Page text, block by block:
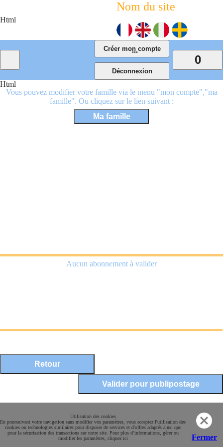
Html
Nom du site
Html
0
...
Vous pouvez modifier votre famille via le menu "mon compte","ma
famille". Ou cliquez sur le lien suivant :
Aucun abonnement à valider
Utilisation des cookies
En poursuivant votre navigation sans modifier vos paramètres, vous acceptez l'utilisation des
cookies ou technologies similaires pour disposer de services et d'offres adaptés ainsi que
pour la sécurisation des transactions sur notre site. Pour plus d’informations, gérer ou
modifier les paramètres, cliquez ici
Fermer
Paiement sécurisé
Conditions Générales de Vente